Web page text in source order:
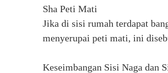
Sha Peti Mati
Jika di sisi rumah terdapat
menyerupai peti mati, ini
Keseimbangan Sisi Naga dan